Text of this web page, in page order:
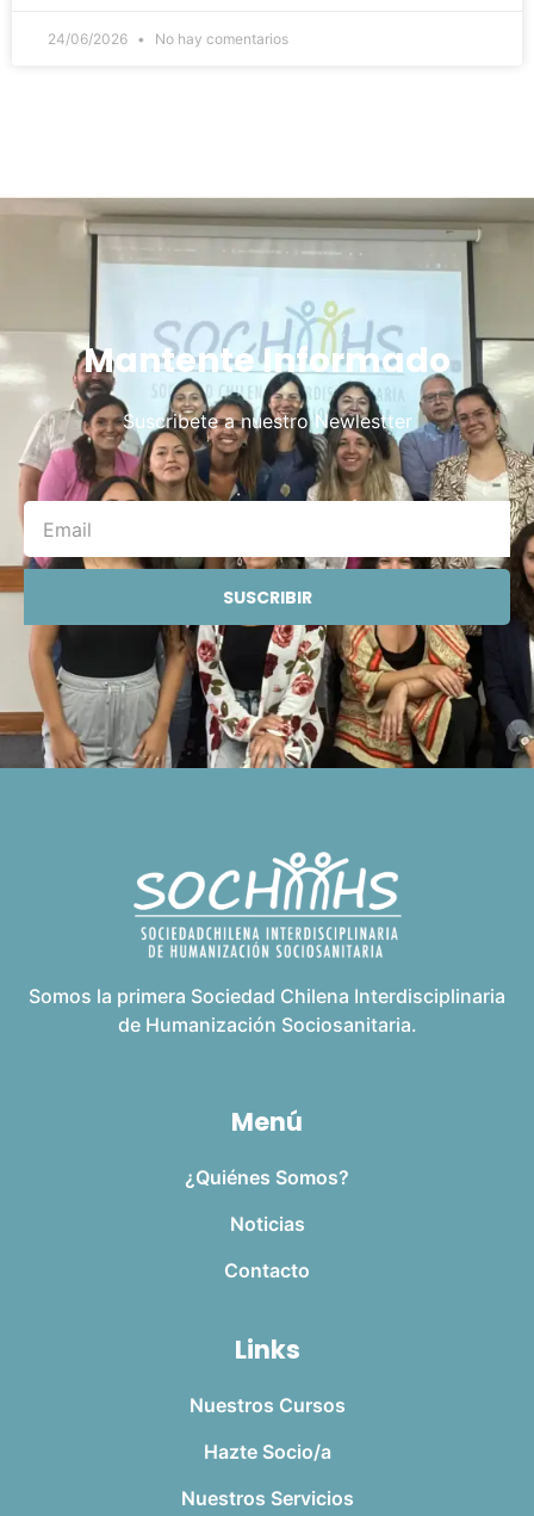
24/06/2026 No hay comentarios
Mantente Informado
Suscribete a nuestro Newlestter
SUSCRIBIR
Somos la primera Sociedad Chilena Interdisciplinaria
de Humanización Sociosanitaria.
Menú
¿Quiénes Somos?
Noticias
Contacto
Links
Nuestros Cursos
Hazte Socio/a
Nuestros Servicios